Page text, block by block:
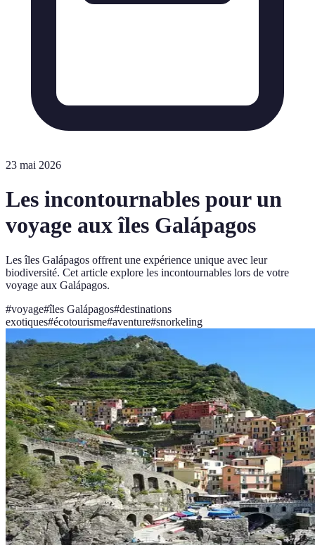
23 mai 2026
Les incontournables pour un
voyage aux îles Galápagos
Les îles Galápagos offrent une expérience unique avec leur
biodiversité. Cet article explore les incontournables lors de votre
voyage aux Galápagos.
#voyage#îles Galápagos#destinations
exotiques#écotourisme#aventure#snorkeling